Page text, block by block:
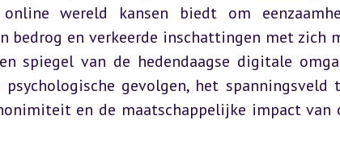
wereld kansen biedt om
en verkeerde inschattingen met zich
spiegel van de hedendaagse digitale
gevolgen, het spanningsveld
en de maatschappelijke impact van